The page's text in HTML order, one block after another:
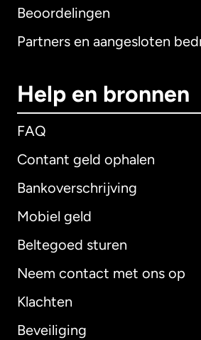
Beoordelingen
Partners en aangesloten
Help en bronnen
FAQ
Contant geld ophalen
Bankoverschrijving
Mobiel geld
Beltegoed sturen
Neem contact met ons op
Klachten
Beveiliging